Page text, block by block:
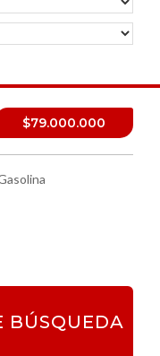
$79.000.000
BÚSQUEDA